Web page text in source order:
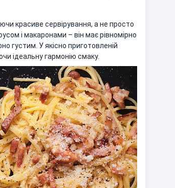
красиве сервірування, а не просто
і макаронами – він має рівномірно
густим. У якісно приготовленій
ідеальну гармонію смаку.